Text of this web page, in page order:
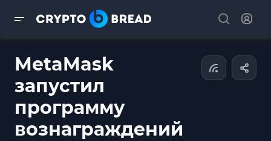
MetaMask
запустил
программу
вознаграждений